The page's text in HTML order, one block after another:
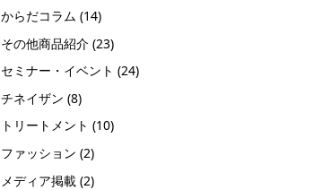
からだコラム (14)
その他商品紹介 (23)
セミナー・イベント (24)
チネイザン (8)
トリートメント (10)
ファッション (2)
メディア掲載 (2)